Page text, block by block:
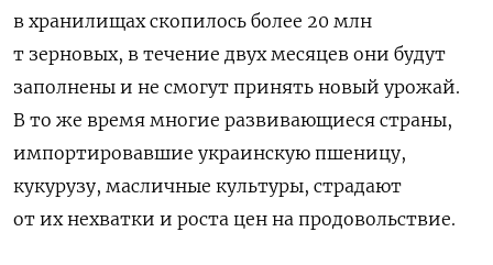
в хранилищах скопилось более 20 млн
т зерновых, в течение двух месяцев они будут
заполнены и не смогут принять новый урожай.
В то же время многие развивающиеся страны,
импортировавшие украинскую пшеницу,
кукурузу, масличные культуры, страдают
от их нехватки и роста цен на продовольствие.